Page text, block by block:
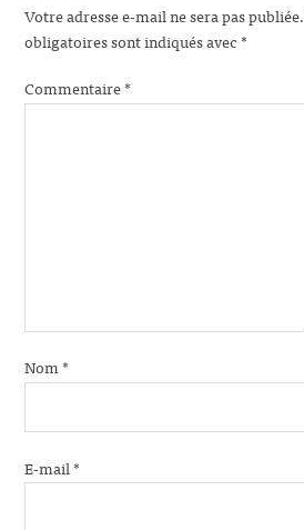
Votre adresse e-mail ne sera pas publiée.
obligatoires sont indiqués avec*
Commentaire*
Nom*
E-mail*